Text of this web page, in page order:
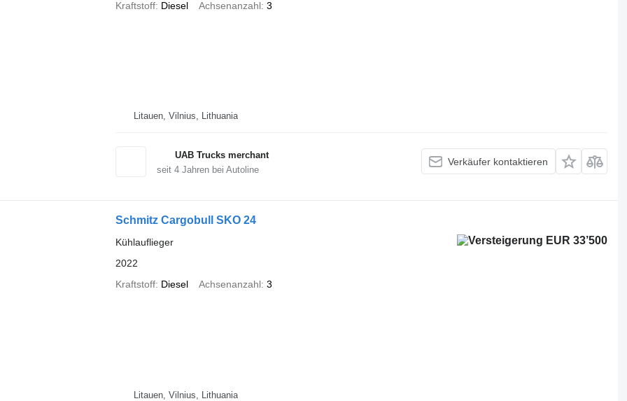
Kraftstoff Diesel Achsenanzahl 3
Litauen, Vilnius, Lithuania
UAB Trucks merchant
seit 4Jahren bei Autoline
Verkäufer kontaktieren
Schmitz Cargobull SKO 24
EUR 33’500
Kühlauflieger
2022
Kraftstoff Diesel Achsenanzahl 3
Litauen, Vilnius, Lithuania